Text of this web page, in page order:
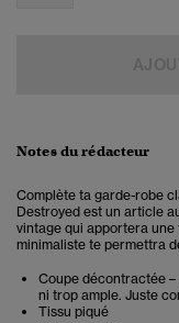
Notes du rédacteur
Complète ta garde-robe
Destroyed est un article
vintage qui apportera
minimaliste te permettra
Coupe décontractée
ni trop ample. Juste
Tissu piqué